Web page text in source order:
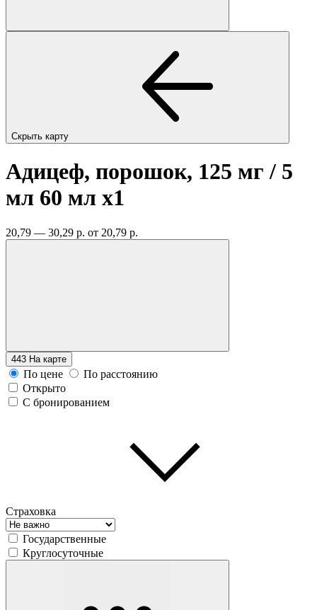
Скрыть карту
Адицеф, порошок, 125 мг / 5
мл 60 мл x1
20,79 — 30,29 р. от 20,79 р.
443 На карте
По цене
По расстоянию
Открыто
С бронированием
Страховка
Государственные
Круглосуточные